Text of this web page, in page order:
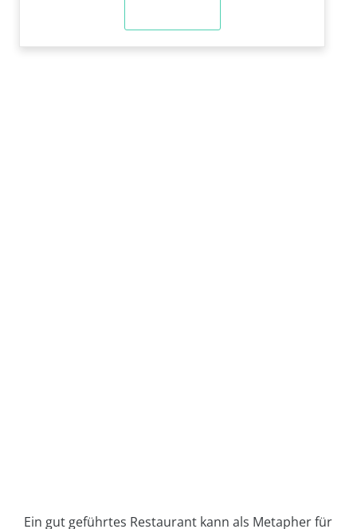
Ein gut geführtes Restaurant kann als Metapher für